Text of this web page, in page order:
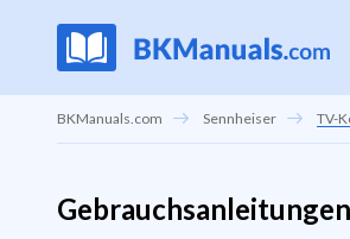
BKManuals.com Sennheiser TV-